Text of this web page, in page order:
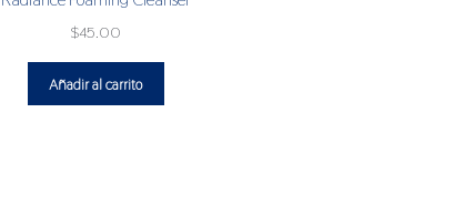
$45.00
Añadir al carrito